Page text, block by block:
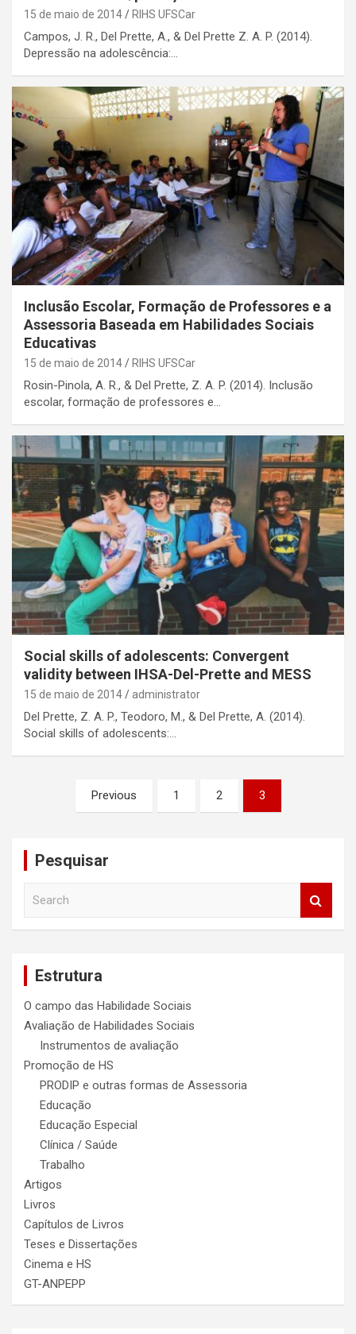
15 de maio de 2014 RIHS UFSCar
Campos, J. R., Del Prette, A., & Del Prette Z. A. P. (2014).
Depressão na adolescência:…
Inclusão Escolar, Formação de Professores e a
Assessoria Baseada em Habilidades Sociais
Educativas
15 de maio de 2014 RIHS UFSCar
Rosin-Pinola, A. R., & Del Prette, Z. A. P. (2014). Inclusão
escolar, formação de professores e…
Social skills of adolescents: Convergent
validity between IHSA-Del-Prette and MESS
15 de maio de 2014 administrator
Del Prette, Z. A. P., Teodoro, M., & Del Prette, A. (2014).
Social skills of adolescents:…
NavegaçãoPrevious 1 2 3
Pesquisar
Estrutura
O campo das Habilidade Sociais
Avaliação de Habilidades Sociais
Instrumentos de avaliação
Promoção de HS
PRODIP e outras formas de Assessoria
Educação
Educação Especial
Clínica / Saúde
Trabalho
Artigos
Livros
Capítulos de Livros
Teses e Dissertações
Cinema e HS
GT-ANPEPP